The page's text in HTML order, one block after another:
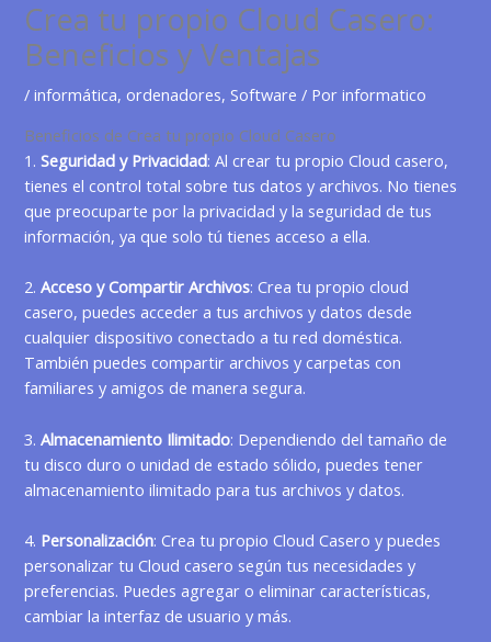
Crea tu propio Cloud Casero:
Beneficios y Ventajas
/informática, ordenadores,Software / Porinformatico
Beneficios de Crea tu propio Cloud Casero
1.Seguridad y Privacidad: Al crear tu propio Cloud casero,
tienes el control total sobre tus datos y archivos. No tienes
que preocuparte por la privacidad y la seguridad de tus
información, ya que solo tú tienes acceso a ella.
2.Acceso y Compartir Archivos: Crea tu propio cloud
casero, puedes acceder a tus archivos y datos desde
cualquier dispositivo conectado a tu red doméstica.
También puedes compartir archivos y carpetas con
familiares y amigos de manera segura.
3.Almacenamiento Ilimitado: Dependiendo del tamaño de
tu disco duro o unidad de estado sólido, puedes tener
almacenamiento ilimitado para tus archivos y datos.
4. Personalización: Crea tu propio Cloud Casero y puedes
personalizar tu Cloud casero según tus necesidades y
preferencias. Puedes agregar o eliminar características,
cambiar la interfaz de usuario y más.